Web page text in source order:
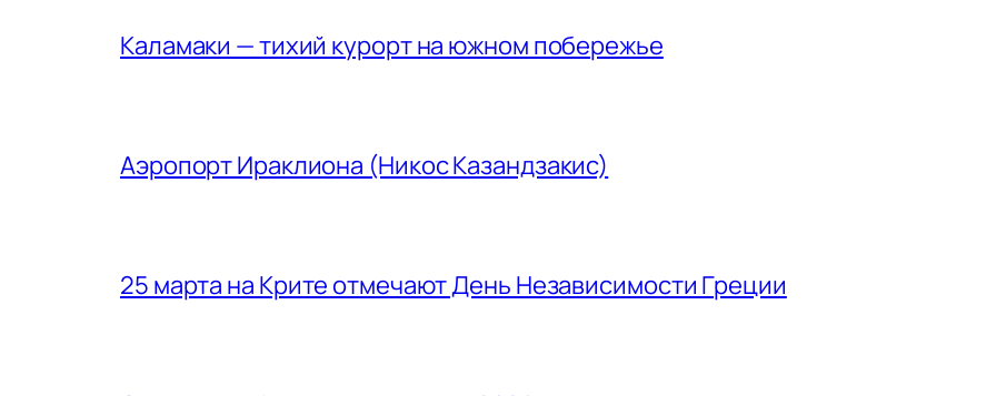
Каламаки — тихий курорт на южном побережье
Аэропорт Ираклиона (Никос Казандзакис)
25 марта на Крите отмечают День Независимости Греции